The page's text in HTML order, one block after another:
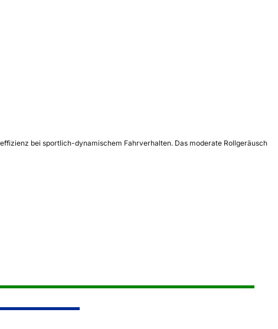
bei sportlich-dynamischem Fahrverhalten. Das moderate Rollgeräusch